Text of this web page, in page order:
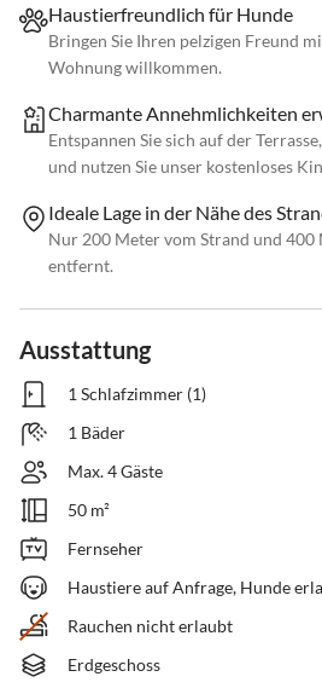
Haustierfreundlich für Hunde
Bringen Sie Ihren pelzigen Freund
Wohnung willkommen.
Charmante Annehmlichkeiten
Entspannen Sie sich auf der
und nutzen Sie unser kostenloses
Ideale Lage in der Nähe des
Nur 200 Meter vom Strand und
entfernt.
Ausstattung
1 Schlafzimmer (1)
1 Bäder
Max. 4 Gäste
50 m²
Fernseher
Haustiere auf Anfrage, Hunde
Rauchen nicht erlaubt
Erdgeschoss